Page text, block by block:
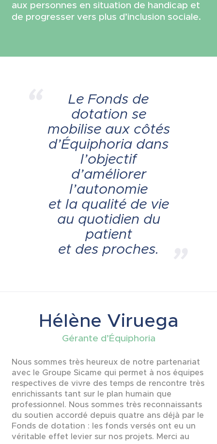
aux personnes en situation de handicap et
de progresser vers plus d’inclusion sociale.
Le Fonds de
dotation se
mobilise aux côtés
d’Équiphoria dans
l’objectif
d’améliorer
l’autonomie
et la qualité de vie
au quotidien du
patient
et des proches.
Hélène Viruega
Gérante d’Équiphoria
Nous sommes très heureux de notre partenariat
avec le Groupe Sicame qui permet à nos équipes
respectives de vivre des temps de rencontre très
enrichissants tant sur le plan humain que
professionnel. Nous sommes très reconnaissants
du soutien accordé depuis quatre ans déjà par le
Fonds de dotation : les fonds versés ont eu un
véritable effet levier sur nos projets. Merci au